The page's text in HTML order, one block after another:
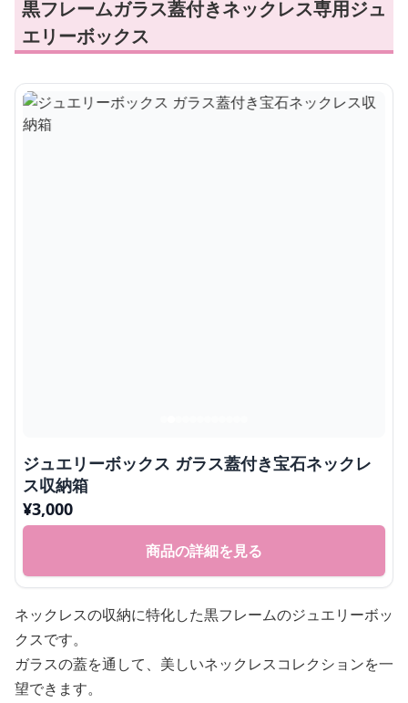
黒フレームガラス蓋付きネックレス専用ジュ
エリーボックス
ジュエリーボックス ガラス蓋付き宝石ネックレ
ス収納箱
¥3,000
商品の詳細を見る
ネックレスの収納に特化した黒フレームのジュエリーボッ
クスです。
ガラスの蓋を通して、美しいネックレスコレクションを一
望できます。